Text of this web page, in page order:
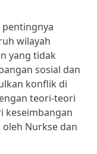
wilayah
yang tidak
sosial dan
konflik di
teori-teori
keseimbangan
Nurkse dan